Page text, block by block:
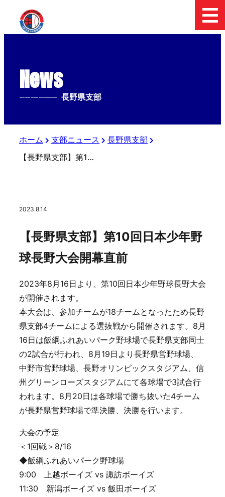
News
-------------- 長野県支部
ホーム 支部ニュース
長野県支部
【長野県支部】第10回日本少年野球長野大会開幕直前
2023.8.14
【長野県支部】第10回日本少年野
球長野大会開幕直前
2023年8月16日より、第10回日本少年野球長野大会
が開催されます。
本大会は、参加チームが18チームとなったため長野
県支部4チームによる選抜戦から開催されます。8月
16日は飯綱ふれあいパーク野球場で長野県支部同士
の2試合が行われ、8月19日より長野県営野球場、
中野市営野球場、長野オリンピックスタジアム、信
州グリーンローズスタジアムにて各球場で3試合行
われます。8月20日は各球場で勝ち抜いた4チーム
が長野県営野球場で準決勝、決勝を行います。
大会の予定
＜1回戦＞8/16
◆飯綱ふれあいパーク野球場
9:00 上越ボーイズ vs 諏訪ボーイズ
11:30 新潟ボーイズ vs 飯田ボーイズ